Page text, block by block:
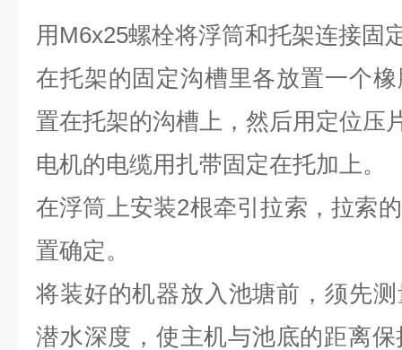
用 M6x25螺栓将浮筒和托架连接固
在托架的固定沟槽里各放置一个
置在托架的沟槽上 ， 然后用定位压
电机的电缆用扎带固定在托加上。
在浮筒上安装2根牵引拉索 ，拉索
置确定。
将装好的机器放入池塘前 ，须先
潜水深度 ， 使主机与池底的距离保